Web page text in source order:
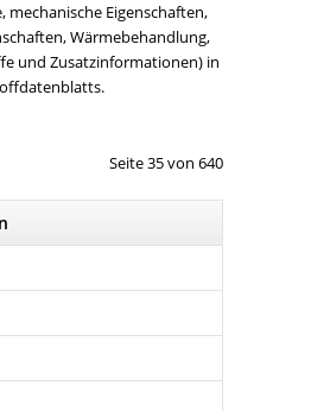
mechanische Eigenschaften,
Wärmebehandlung,
und Zusatzinformationen) in
Seite 35 von 640